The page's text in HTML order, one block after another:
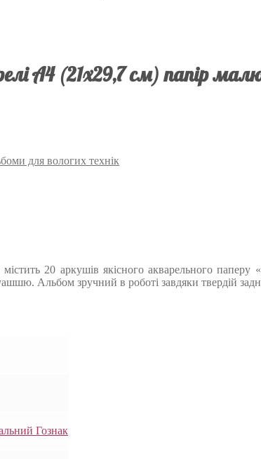
А4 (21х29,7 см) папір
для вологих технік
20 аркушів якісного акварельного
Альбом зручний в роботі завдяки твердій
Гознак